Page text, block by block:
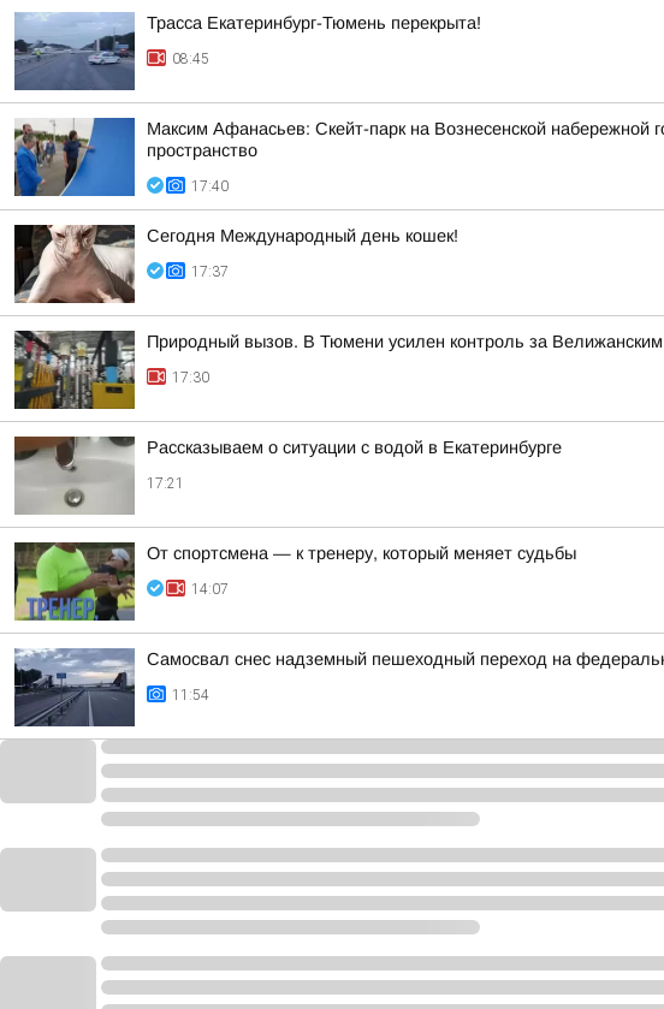
Трасса Екатеринбург-Тюмень перекрыта!
08:45
Максим Афанасьев: Скейт-парк на Вознесенской набережной
пространство
17:40
Сегодня Международный день кошек!
17:37
Природный вызов. В Тюмени усилен контроль за
17:30
Рассказываем о ситуации с водой в Екатеринбурге
17:21
От спортсмена — к тренеру, который меняет судьбы
14:07
Самосвал снес надземный пешеходный переход на
11:54